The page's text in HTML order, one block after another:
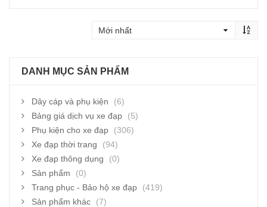
DANH MỤC SẢN PHẨM
Dây cáp và phụ kiện
(6)
Bảng giá dịch vụ xe đạp
(5)
Phụ kiện cho xe đạp
(306)
Xe đạp thời trang
(94)
Xe đạp thông dụng
(0)
Sản phẩm
(0)
Trang phục - Bảo hộ xe đạp
(419)
Sản phẩm khác
(7)